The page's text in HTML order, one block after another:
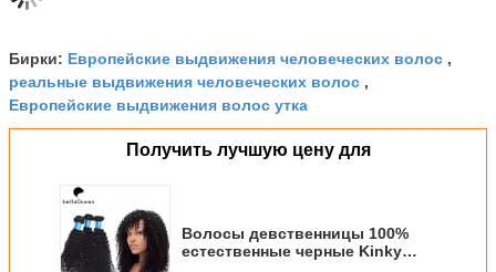
Бирки: Европейские выдвижения человеческих волос ,
реальные выдвижения человеческих волос ,
Европейские выдвижения волос утка
Получить лучшую цену для
Волосы девственницы 100%
естественные черные Kinky